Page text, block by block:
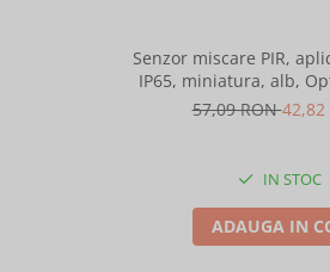
Senzor miscare PIR,
IP65, miniatura, alb,
57,09 RON42,82
IN STOC
ADAUGA IN